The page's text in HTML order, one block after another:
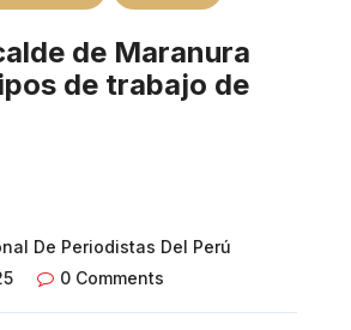
de Maranura
de trabajo de
De Periodistas Del Perú
0 Comments